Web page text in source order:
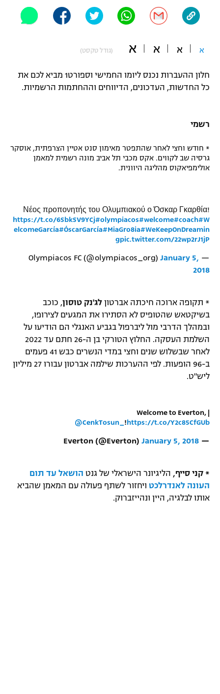
"מחצית בשכונה" – פודקאסט
משתתפים וזוכים בפרסים
תקנון משתתפים וזוכים בפרסים
תקנון עבור פעילות ספורט 1 – "מרלן"
טניס
תנאי שימוש
תקנון פעילות ספורט 1
רשיון להקרנה פומבית לבית עסק
הצטרפות לחבילת הערוצים
תגיות
המגזין
אופניים
ספורט מוטורי
פוטבול אמריקאי NFL
אומנויות לחימה
א א א א (גודל טקסט)
חלון ההעברות נכנס ליומו החמישי וספורט1 מביא לכם את
כל החדשות, העדכונים, הדיווחים וההחתמות הרשמיות.
רשמי
* חודש וחצי לאחר שהתפטר מאימון סנט אטיין הצרפתית, אוסקר
גרסיה שב לקווים. אקס מכבי תל אביב מונה רשמית למאמן
אולימפיאקוס מהליגה היוונית.
Νέος προπονητής του Ολυμπιακού ο Όσκαρ Γκαρθία!
https://t.co/6SbkSV9YCj#olympiacos#welcome#coach#W
elcomeGarcía#ÓscarGarcía#MiaGro8ia#WeKeepOnDreamin
gpic.twitter.com/22wp2rJ1jP
— Olympiacos FC (@olympiacos_org)
January 5,
2018
* תקופה ארוכה חיכתה אברטון לג'נק טוסון, כוכב
בשיקטאש שהטופיס לא הסתירו את המגעים לצירופו,
ובמהלך הדרבי מול ליברפול בגביע האנגלי הם הודיעו על
השלמת העסקה. החלוץ הטורקי בן ה-26 חתם עד 2022
לאחר שבשלוש שנים וחצי במדי הנשרים כבש 41 פעמים
ב-96 הופעות. לפי ההערכות שילמה אברטון עבורו 27 מיליון
ליש"ט.
| Welcome to Everton,
@CenkTosun_ !https://t.co/Y2c85CfGUb
— Everton (@Everton)
January 5, 2018
* קני סייף, הליגיונר הישראלי של גנט הושאל עד תום
העונה לאנדרלכט ויחזור לשתף פעולה עם המאמן שהביא
אותו לבלגיה, היין ונהייזברוק.